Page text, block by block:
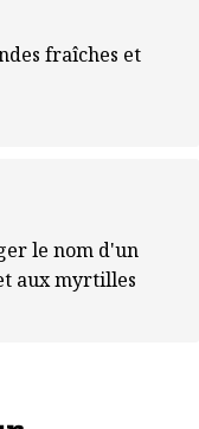
fraîches et
le nom d'un
aux myrtilles